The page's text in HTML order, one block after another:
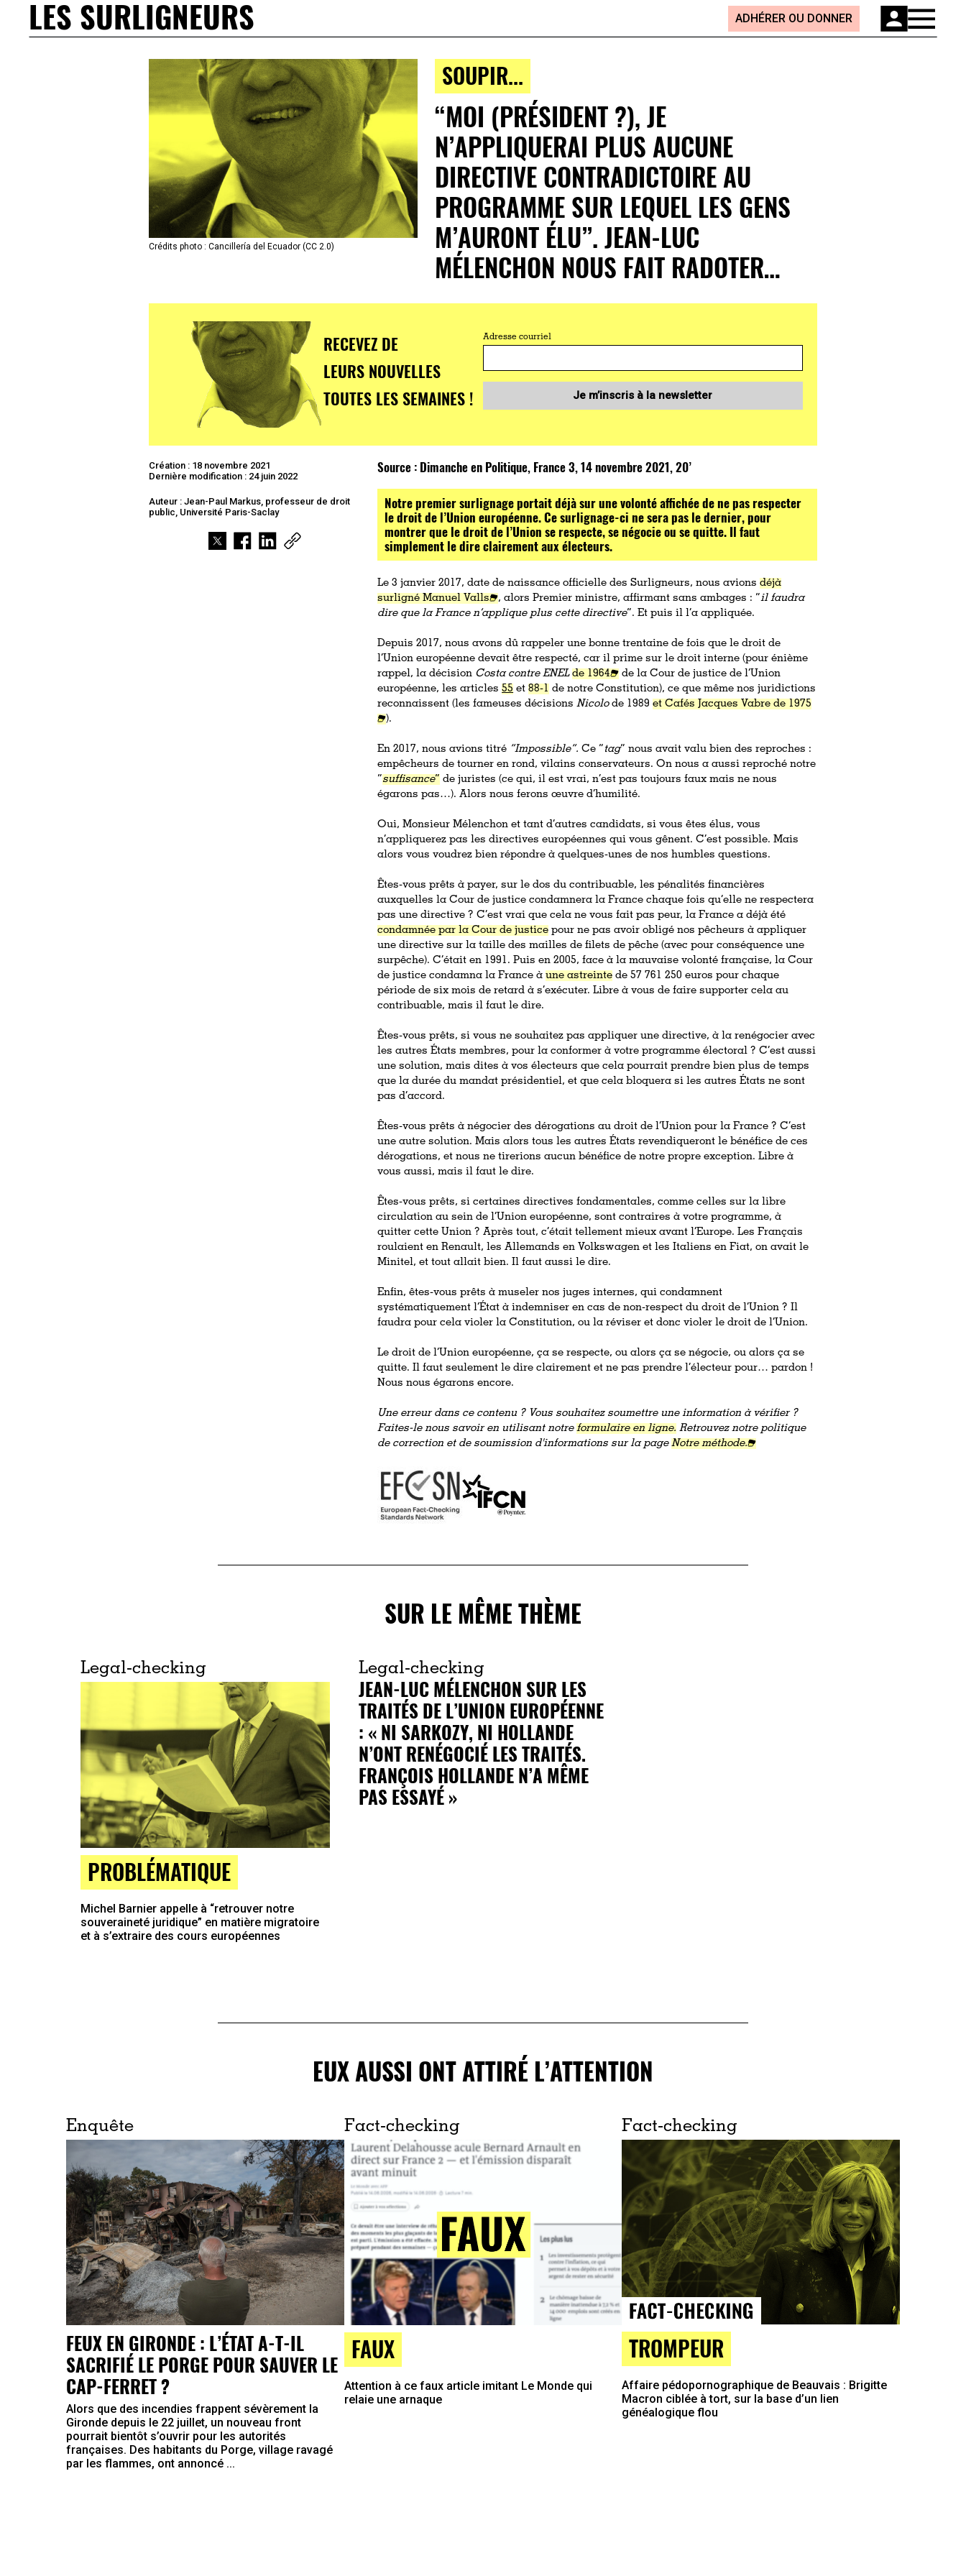
LES SURLIGNEURS ADHÉRER OU DONNER
Crédits photo : Cancillería del Ecuador (CC 2.0)
SOUPIR...
“MOI (PRÉSIDENT ?), JE
N’APPLIQUERAI PLUS AUCUNE
DIRECTIVE CONTRADICTOIRE AU
PROGRAMME SUR LEQUEL LES GENS
M’AURONT ÉLU”. JEAN-LUC
MÉLENCHON NOUS FAIT RADOTER…
RECEVEZ DE
LEURS NOUVELLES
TOUTES LES SEMAINES !
Adresse courriel
Je m’inscris à la newsletter
Création : 18 novembre 2021
Dernière modification : 24 juin 2022
Auteur : Jean-Paul Markus, professeur de droit
public, Université Paris-Saclay
Source : Dimanche en Politique, France 3, 14 novembre 2021, 20’
Notre premier surlignage portait déjà sur une volonté affichée de ne pas respecter
le droit de l’Union européenne. Ce surlignage-ci ne sera pas le dernier, pour
montrer que le droit de l’Union se respecte, se négocie ou se quitte. Il faut
simplement le dire clairement aux électeurs.
Le 3 janvier 2017, date de naissance officielle des Surligneurs, nous avionsdéjà
surligné Manuel Valls
, alors Premier ministre, affirmant sans ambages : “il faudra
dire que la France n’applique plus cette directive”. Et puis il l’a appliquée.
Depuis 2017, nous avons dû rappeler une bonne trentaine de fois que le droit de
l’Union européenne devait être respecté, car il prime sur le droit interne (pour énième
rappel, la décision Costa contre ENELde 1964
de la Cour de justice de l’Union
européenne, les articles55 et88-1 de notre Constitution), ce que même nos juridictions
reconnaissent (les fameuses décisionsNicolode 1989et Cafés Jacques Vabre de 1975
).
En 2017, nous avions titré “Impossible”. Ce “ tag” nous avait valu bien des reproches :
empêcheurs de tourner en rond, vilains conservateurs. On nous a aussi reproché notre
“suffisance” de juristes (ce qui, il est vrai, n’est pas toujours faux mais ne nous
égarons pas…). Alors nous ferons œuvre d’humilité.
Oui, Monsieur Mélenchon et tant d’autres candidats, si vous êtes élus, vous
n’appliquerez pas les directives européennes qui vous gênent. C’est possible. Mais
alors vous voudrez bien répondre à quelques-unes de nos humbles questions.
Êtes-vous prêts à payer, sur le dos du contribuable, les pénalités financières
auxquelles la Cour de justice condamnera la France chaque fois qu’elle ne respectera
pas une directive ? C’est vrai que cela ne vous fait pas peur, la France a déjà été
condamnée par la Cour de justice pour ne pas avoir obligé nos pêcheurs à appliquer
une directive sur la taille des mailles de filets de pêche (avec pour conséquence une
surpêche). C’était en 1991. Puis en 2005, face à la mauvaise volonté française, la Cour
de justice condamna la France àune astreinte de 57 761 250 euros pour chaque
période de six mois de retard à s’exécuter. Libre à vous de faire supporter cela au
contribuable, mais il faut le dire.
Êtes-vous prêts, si vous ne souhaitez pas appliquer une directive, à la renégocier avec
les autres États membres, pour la conformer à votre programme électoral ? C’est aussi
une solution, mais dites à vos électeurs que cela pourrait prendre bien plus de temps
que la durée du mandat présidentiel, et que cela bloquera si les autres États ne sont
pas d’accord.
Êtes-vous prêts à négocier des dérogations au droit de l’Union pour la France ? C’est
une autre solution. Mais alors tous les autres États revendiqueront le bénéfice de ces
dérogations, et nous ne tirerions aucun bénéfice de notre propre exception. Libre à
vous aussi, mais il faut le dire.
Êtes-vous prêts, si certaines directives fondamentales, comme celles sur la libre
circulation au sein de l’Union européenne, sont contraires à votre programme, à
quitter cette Union ? Après tout, c’était tellement mieux avant l’Europe. Les Français
roulaient en Renault, les Allemands en Volkswagen et les Italiens en Fiat, on avait le
Minitel, et tout allait bien. Il faut aussi le dire.
Enfin, êtes-vous prêts à museler nos juges internes, qui condamnent
systématiquement l’État à indemniser en cas de non-respect du droit de l’Union ? Il
faudra pour cela violer la Constitution, ou la réviser et donc violer le droit de l’Union.
Le droit de l’Union européenne, ça se respecte, ou alors ça se négocie, ou alors ça se
quitte. Il faut seulement le dire clairement et ne pas prendre l’électeur pour… pardon !
Nous nous égarons encore.
Une erreur dans ce contenu ? Vous souhaitez soumettre une information à vérifier ?
Faites-le nous savoir en utilisant notreformulaire en ligne. Retrouvez notre politique
de correction et de soumission d'informations sur la pageNotre méthode.
SUR LE MÊME THÈME
Legal-checking
PROBLÉMATIQUE
Michel Barnier appelle à “retrouver notre
souveraineté juridique” en matière migratoire
et à s’extraire des cours européennes
Legal-checking
JEAN-LUC MÉLENCHON SUR LES
TRAITÉS DE L’UNION EUROPÉENNE
: « NI SARKOZY, NI HOLLANDE
N’ONT RENÉGOCIÉ LES TRAITÉS.
FRANÇOIS HOLLANDE N’A MÊME
PAS ESSAYÉ »
EUX AUSSI ONT ATTIRÉ L’ATTENTION
Enquête
FEUX EN GIRONDE : L’ÉTAT A-T-IL
SACRIFIÉ LE PORGE POUR SAUVER LE
CAP-FERRET ?
Alors que des incendies frappent sévèrement la
Gironde depuis le 22 juillet, un nouveau front
pourrait bientôt s’ouvrir pour les autorités
françaises. Des habitants du Porge, village ravagé
par les flammes, ont annoncé ...
Fact-checking
FAUX
Attention à ce faux article imitant Le Monde qui
relaie une arnaque
Fact-checking
TROMPEUR
Affaire pédopornographique de Beauvais : Brigitte
Macron ciblée à tort, sur la base d’un lien
généalogique flou